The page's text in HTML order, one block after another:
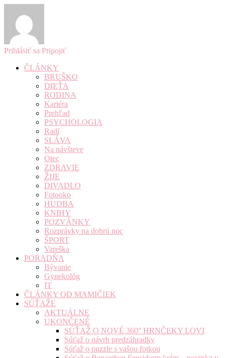
Prihlásiť sa Pripojiť
ČLÁNKY
BRUŠKO
DIEŤA
RODINA
Kariéra
Prehľad
PSYCHOLOGIA
Radí
SLÁVA
Na návšteve
Otec
ZDRAVIE
ŽIJE
DIVADLO
Fotooko
HUDBA
KNIHY
POZVÁNKY
Rozprávky na dobrú noc
ŠPORT
Vareška
PORADŇA
Bývanie
Gynekológ
IT
ČLÁNKY OD MAMIČIEK
SÚŤAŽE
AKTUÁLNE
UKONČENÉ
SÚŤAŽ O NOVÉ 360° HRNČEKY LOVI
Súťaž o návrh predzáhradky
Súťaž o puzzle s vašou fotkou